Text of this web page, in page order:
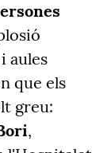
aules
que els
greu:
,